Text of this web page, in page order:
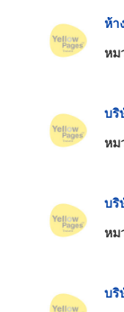
ห้า
หม
บริ
หม
บริ
หม
บริ